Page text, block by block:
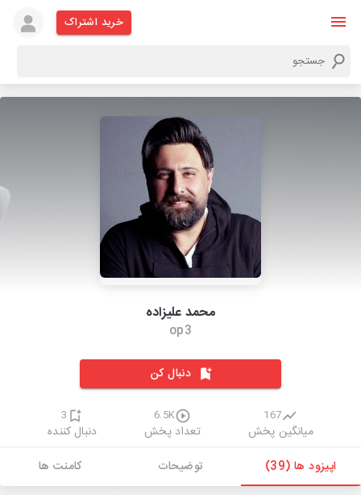
خرید اشتراک
محمد علیزاده
op3
دنبال کن
167
میانگین پخش
6.5K
تعداد پخش
3
دنبال کننده
اپیزود ها (39)
توضیحات کامنت ها